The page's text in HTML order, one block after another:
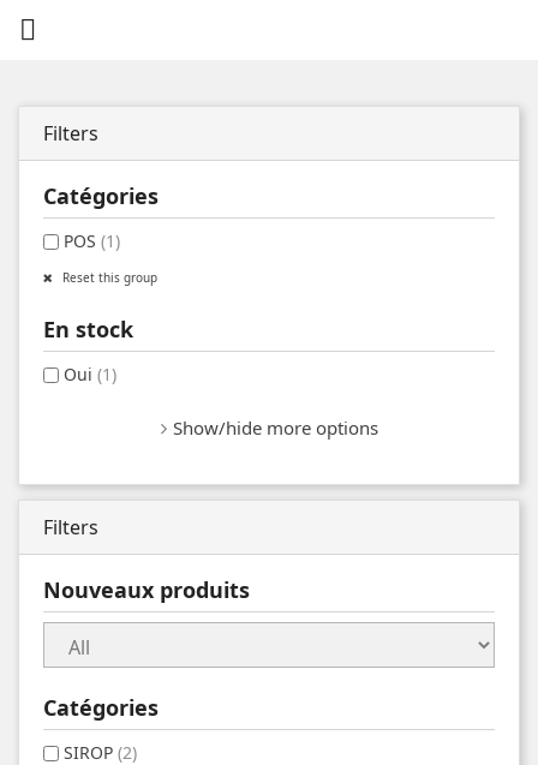

Filters
Catégories
POS (1)
Reset this group
En stock
Oui (1)
Show/hide more options
Filters
Nouveaux produits
Catégories
SIROP (2)